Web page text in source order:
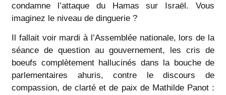
condamne l’attaque du Hamas sur Israël. Vous
imaginez le niveau de dinguerie ?
Il fallait voir mardi à l’Assemblée nationale, lors de la
séance de question au gouvernement, les cris de
boeufs complètement hallucinés dans la bouche de
parlementaires ahuris, contre le discours de
compassion, de clarté et de paix de Mathilde Panot :